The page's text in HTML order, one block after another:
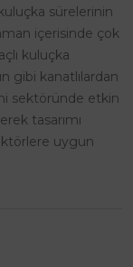
sürelerinin
içerisinde çok
kuluçka
gibi kanatlılardan
sektöründe etkin
tasarımı
uygun